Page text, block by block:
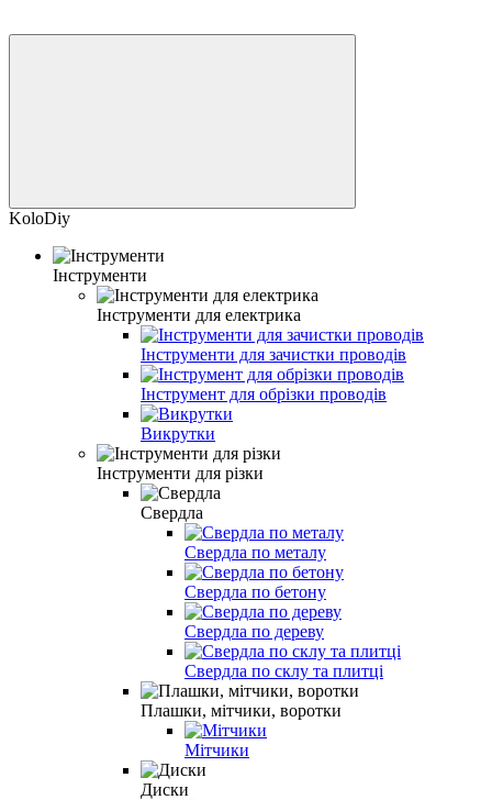
KoloDiy
Інструменти
Інструменти для електрика
Інструменти для зачистки проводів
Інструмент для обрізки проводів
Викрутки
Інструменти для різки
Свердла
Свердла по металу
Свердла по бетону
Свердла по дереву
Свердла по склу та плитці
Плашки, мітчики, воротки
Мітчики
Диски